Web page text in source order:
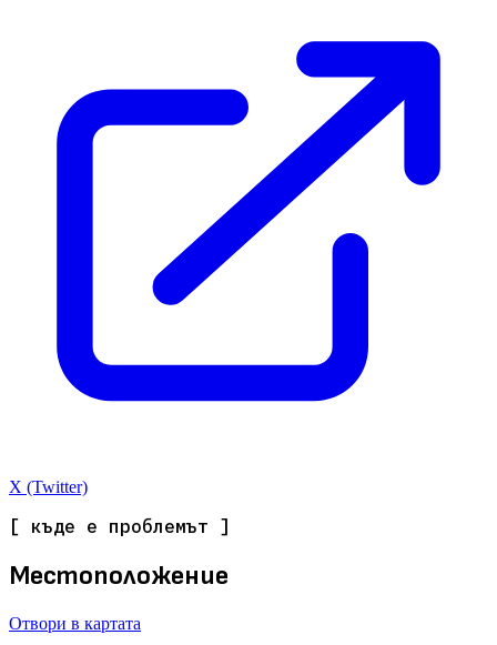
X (Twitter)
[ къде е проблемът ]
Местоположение
Отвори в картата